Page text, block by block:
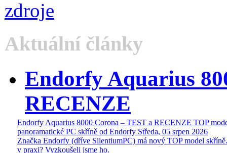
Aktuální články
Endorfy Aquarius
RECENZE
Endorfy Aquarius 8000 Corona – TEST a RECENZE TOP
panoramatické PC skříně od Endorfy Středa, 05 srpen 2026
Značka Endorfy (dříve SilentiumPC) má nový TOP model
v praxi? Vyzkoušeli jsme ho.